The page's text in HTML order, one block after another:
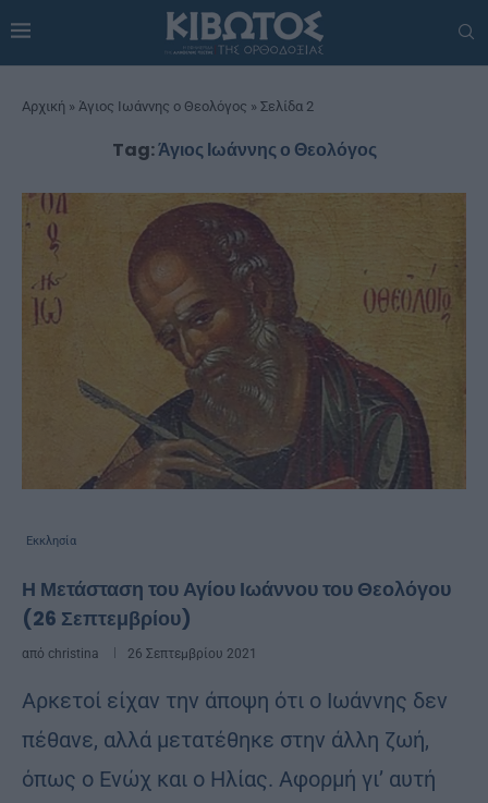
Αρχική » Άγιος Ιωάννης ο Θεολόγος » Σελίδα 2
Tag:Άγιος Ιωάννης ο Θεολόγος
Εκκλησία
Η Μετάσταση του Αγίου Ιωάννου του Θεολόγου
(26 Σεπτεμβρίου)
από christina 26 Σεπτεμβρίου 2021
Αρκετοί είχαν την άποψη ότι ο Ιωάννης δεν
πέθανε, αλλά μετατέθηκε στην άλλη ζωή,
όπως ο Ενώχ και ο Ηλίας. Αφορμή γι’ αυτή